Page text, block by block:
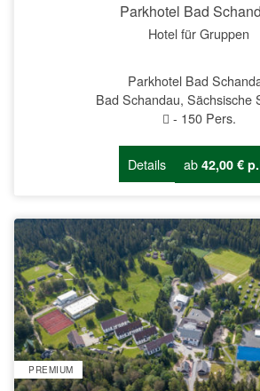
Parkhotel Bad
Hotel für Gruppen
Parkhotel Bad
Bad Schandau, Sächsische
- 150Pers.
Details ab 42,00 €
PREMIUM